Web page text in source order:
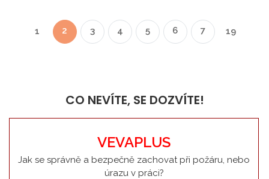
1 2 3 4 5 6 7 19
CO NEVÍTE, SE DOZVÍTE!
VEVAPLUS
Jak se správně a bezpečně zachovat při požáru, nebo
úrazu v práci?